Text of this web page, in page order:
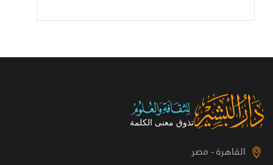
القاهرة - مصر